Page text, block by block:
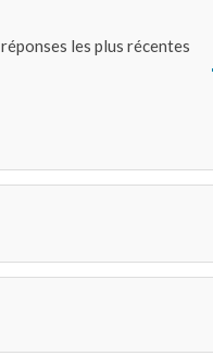
réponses les plus récentes